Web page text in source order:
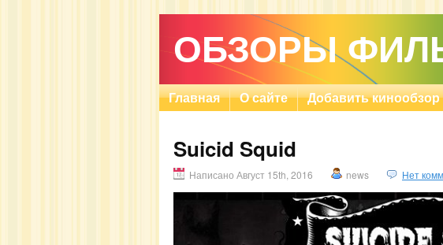
ОБЗОРЫ
Главная О сайте Добавить кинообзор
Suicid Squid
Написано Август 15th, 2016 news Нет